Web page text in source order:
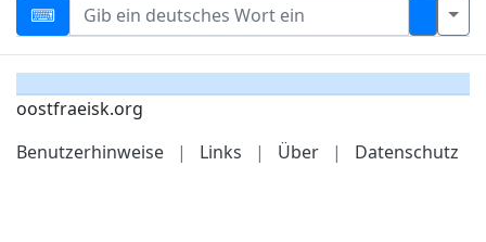
oostfraeisk.org
Benutzerhinweise
| Links | Über | Datenschutz